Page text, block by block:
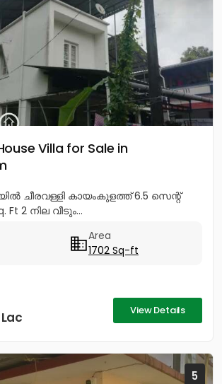
Villa for Sale in
ചീരവള്ളി കായംകുളത്ത് 6.5 സെന്റ്
2 നില വീടും...
Area
1702 Sq-ft
View Details
5